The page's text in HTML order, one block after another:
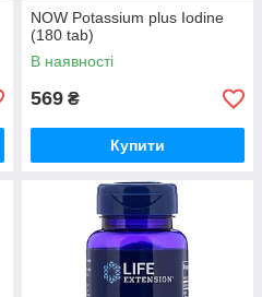
NOW Potassium plus Iodine
(180 tab)
В наявності
569 ₴
Купити